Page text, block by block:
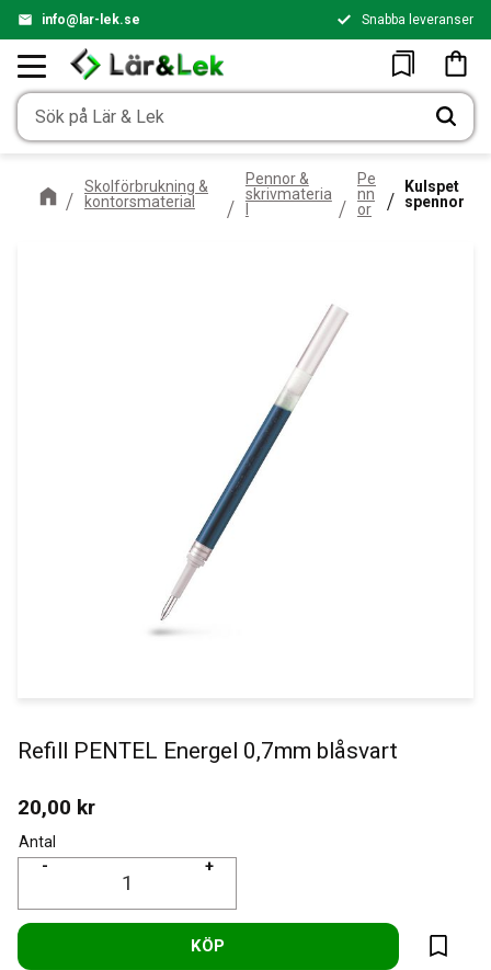
info@lar-lek.se Snabba leveranser
Favoriter
Skolförbrukning &
kontorsmaterial
Pennor &
skrivmateria
Pe
nn
or
Kulspet
spennor
Refill PENTEL Energel 0,7mm blåsvart
20,00 kr
Antal
+
-
KÖP
Lägg